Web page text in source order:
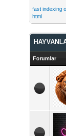
fast indexing
html
Forumlar